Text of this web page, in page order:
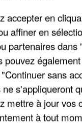
DE LA DZ
ALGÉRIE
accepter en
affiner en
partenaires dans
pouvez
sans
s'appliqueront
mettre à jour vos
à tout